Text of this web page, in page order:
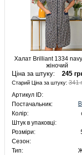
Халат Brilliant 1334
жіночий
Ціна за штуку: 245
Старий Ціна за штуку:341
Артикул ID:
Постачальник:
Колір:
Штук в упаковці:
Розміри:
Сезон:
Тип: